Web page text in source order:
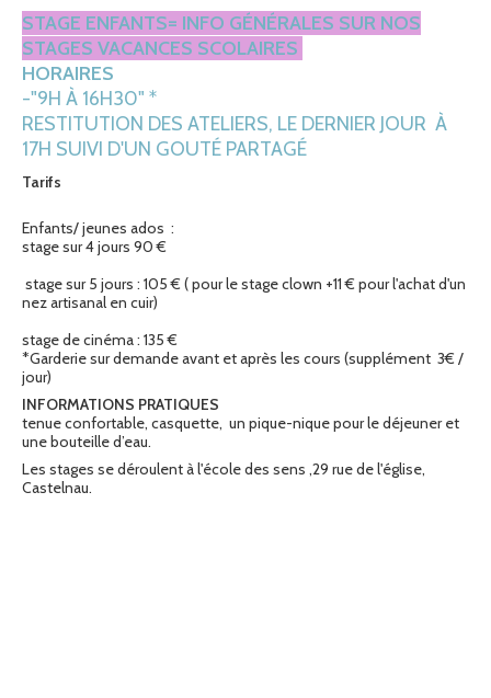
STAGE ENFANTS= INFO GÉNÉRALES SUR NOS
STAGES VACANCES SCOLAIRES
HORAIRES
-"9H À 16H30" *
RESTITUTION DES ATELIERS, LE DERNIER JOUR À
17H SUIVI D'UN GOUTÉ PARTAGÉ
Tarifs
Enfants/ jeunes ados :
stage sur 4 jours 90 €
stage sur 5 jours : 105 € ( pour le stage clown +11 € pour l'achat d'un
nez artisanal en cuir)
stage de cinéma : 135 €
*Garderie sur demande avant et après les cours (supplément 3€ /
jour)
INFORMATIONS PRATIQUES
tenue confortable, casquette, un pique-nique pour le déjeuner et
une bouteille d’eau.
Les stages se déroulent à l'école des sens ,29 rue de l'église,
Castelnau.